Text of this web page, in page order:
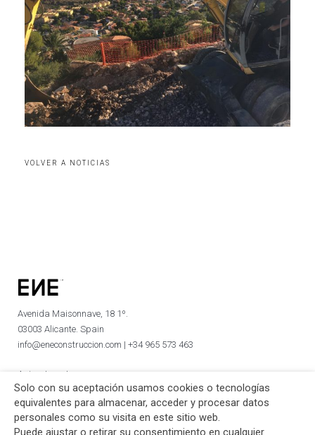
VOLVER A NOTICIAS
Avenida Maisonnave, 18 1º.
03003 Alicante. Spain
info@eneconstruccion.com | +34 965 573 463
Aviso Legal
Política de privacidad
Solo con su aceptación usamos cookies o tecnologías
equivalentes para almacenar, acceder y procesar datos
personales como su visita en este sitio web.
Puede ajustar o retirar su consentimiento en cualquier